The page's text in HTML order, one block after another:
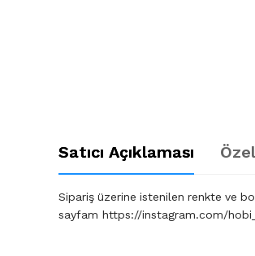
Satıcı Açıklaması
Sipariş üzerine istenilen renkte ve
sayfam https://instagram.com/